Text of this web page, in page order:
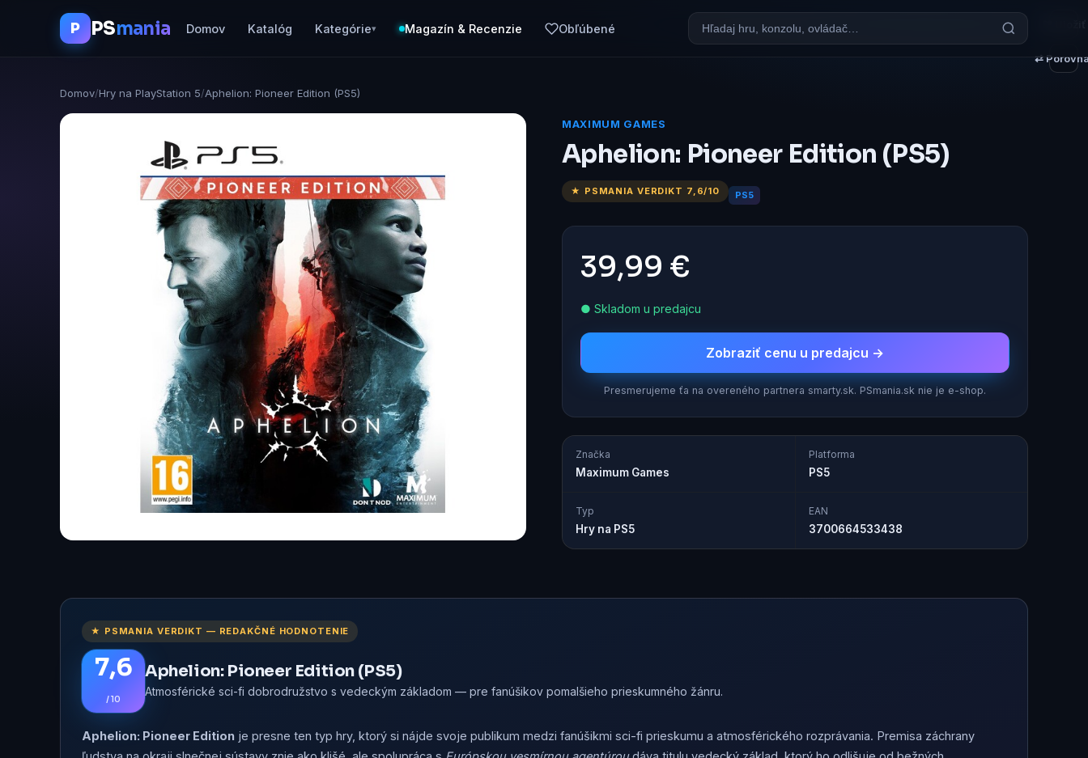
P PSmania Domov Katalóg Kategórie▾ Magazín & Recenzie Obľúbené
Domov/Hry na PlayStation 5/Aphelion: Pioneer Edition (PS5)
MAXIMUM GAMES
Aphelion: Pioneer Edition (PS5)
★ PSMANIA VERDIKT 7,6/10 PS5
39,99 €
● Skladom u predajcu
Zobraziť cenu u predajcu →
Presmerujeme ťa na overeného partnera smarty.sk. PSmania.sk nie je e-shop.
Značka
Maximum Games
Platforma
PS5
Typ
Hry na PS5
EAN
3700664533438
⇄
★ PSMANIA VERDIKT — REDAKČNÉ HODNOTENIE
7,6
/ 10
Aphelion: Pioneer Edition (PS5)
Atmosférické sci-fi dobrodružstvo s vedeckým základom — pre fanúšikov pomalšieho prieskumného žánru.
Aphelion: Pioneer Edition je presne ten typ hry, ktorý si nájde svoje publikum medzi fanúšikmi sci-fi prieskumu a atmosférického rozprávania. Premisa záchrany